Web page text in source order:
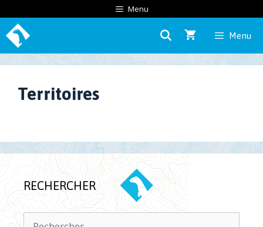
contenu
Menu
Menu
Territoires
RECHERCHER
Rechercher :